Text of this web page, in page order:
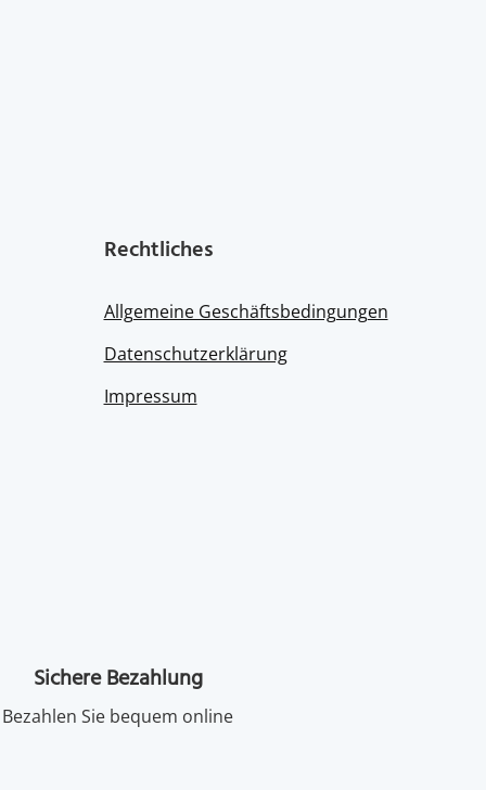
Rechtliches
Allgemeine Geschäftsbedingungen
Datenschutzerklärung
Impressum
Sichere Bezahlung
Bezahlen Sie bequem online